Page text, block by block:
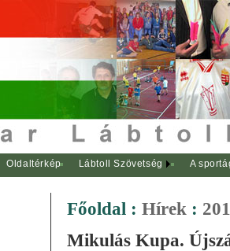
Oldaltérkép Lábtoll Szövetség
A
Főoldal : Hírek :
Mikulás Kupa.